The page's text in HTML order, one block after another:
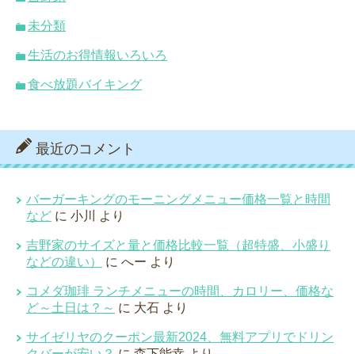
未分類
生活のお得情報いろいろ
食べ放題バイキング
最近のコメント
バーガーキングのモーニングメニュー価格一覧と時間
など に 小川 より
吉野家のサイズと量と価格比較一覧（超特盛、小盛り
などの違い）
に へー より
コメダ珈琲 ランチメニューの時間、カロリー、価格な
ど～土日は？～ に 大石 より
サイゼリヤのクーポン最新2024、無料アプリでドリン